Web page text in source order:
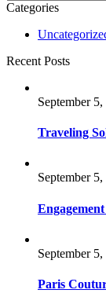
Categories
Recent Posts
September 5,
Traveling
September
September 5,
Paris